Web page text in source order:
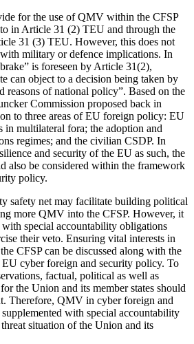
for the use of QMV within the CFSP
in Article 31 (2) TEU and through the
31 (3) TEU. However, this does not
military or defence implications. In
is fore­seen by Article 31(2),
can object to a decision being taken by
reasons of nation­al policy”. Based on the
Commission proposed back in
to three areas of EU foreign policy: EU
in multilateral fora; the adoption and
regimes; and the civilian CSDP. In
and security of the EU as such, the
also be con­sidered within the framework
policy.
safety net may facilitate building political
more QMV into the CFSP. However, it
special accountability obligations
their veto. Ensuring vital interests in
CFSP can be discussed along with the
cyber foreign and security policy. To
factual, political as well as
the Union and its member states should
Therefore, QMV in cyber foreign and
with special accountability
situation of the Union and its